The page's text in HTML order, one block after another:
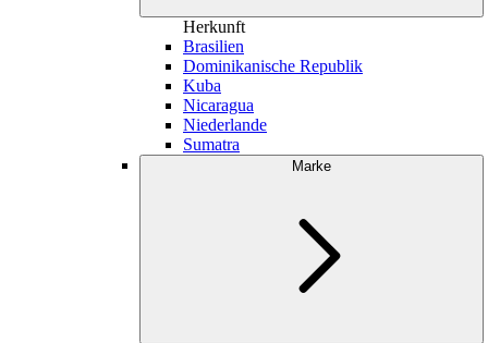
Herkunft
Brasilien
Dominikanische Republik
Kuba
Nicaragua
Niederlande
Sumatra
Marke